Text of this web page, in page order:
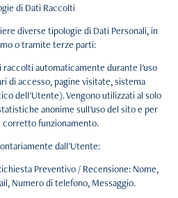
di Dati Raccolti
diverse tipologie di Dati Personali, in
o tramite terze parti:
raccolti automaticamente durante l'uso
di accesso, pagine visitate, sistema
dell'Utente). Vengono utilizzati al solo
anonime sull'uso del sito e per
funzionamento.
dall'Utente:
Preventivo / Recensione: Nome,
Numero di telefono, Messaggio.